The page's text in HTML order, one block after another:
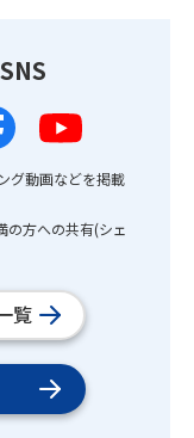
グ動画などを掲載
方への共有(シェ
覧